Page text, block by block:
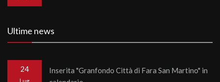
Ultime news
24
Inserita "Granfondo Città di Fara San Martino" in